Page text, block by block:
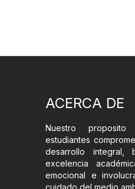
ACERCA DE
Nuestro
estudiantes
desarrollo integral,
excelencia
emocional e
cuidado del medio